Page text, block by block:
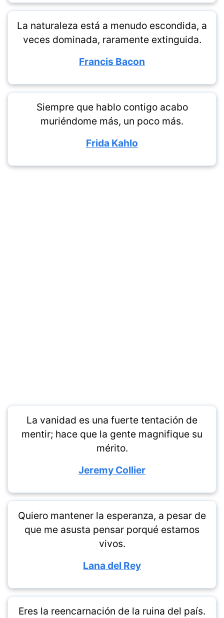
La naturaleza está a menudo escondida, a
veces dominada, raramente extinguida.
Francis Bacon
Siempre que hablo contigo acabo
muriéndome más, un poco más.
Frida Kahlo
La vanidad es una fuerte tentación de
mentir; hace que la gente magnifique su
mérito.
Jeremy Collier
Quiero mantener la esperanza, a pesar de
que me asusta pensar porqué estamos
vivos.
Lana del Rey
Eres la reencarnación de la ruina del país.